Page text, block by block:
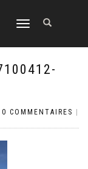
DÉPLIER
NAVIGATION
0 COMMENTAIRES